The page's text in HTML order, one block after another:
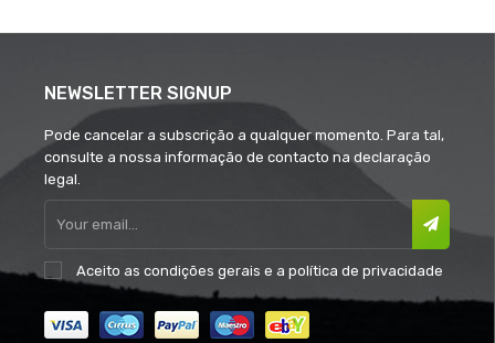
NEWSLETTER SIGNUP
Pode cancelar a subscrição a qualquer momento. Para tal,
consulte a nossa informação de contacto na declaração
legal.
Aceito as condições gerais e a política de privacidade